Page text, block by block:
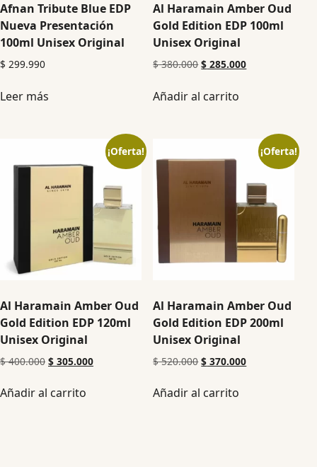
Afnan Tribute Blue EDP
Nueva Presentación
100ml Unisex Original
$ 299.990
Leer más
Al Haramain Amber Oud
Gold Edition EDP 100ml
Unisex Original
$380.000 $ 285.000
Añadir al carrito
¡Oferta!
Al Haramain Amber Oud
Gold Edition EDP 120ml
Unisex Original
$400.000 $ 305.000
Añadir al carrito
¡Oferta!
Al Haramain Amber Oud
Gold Edition EDP 200ml
Unisex Original
$520.000 $ 370.000
Añadir al carrito